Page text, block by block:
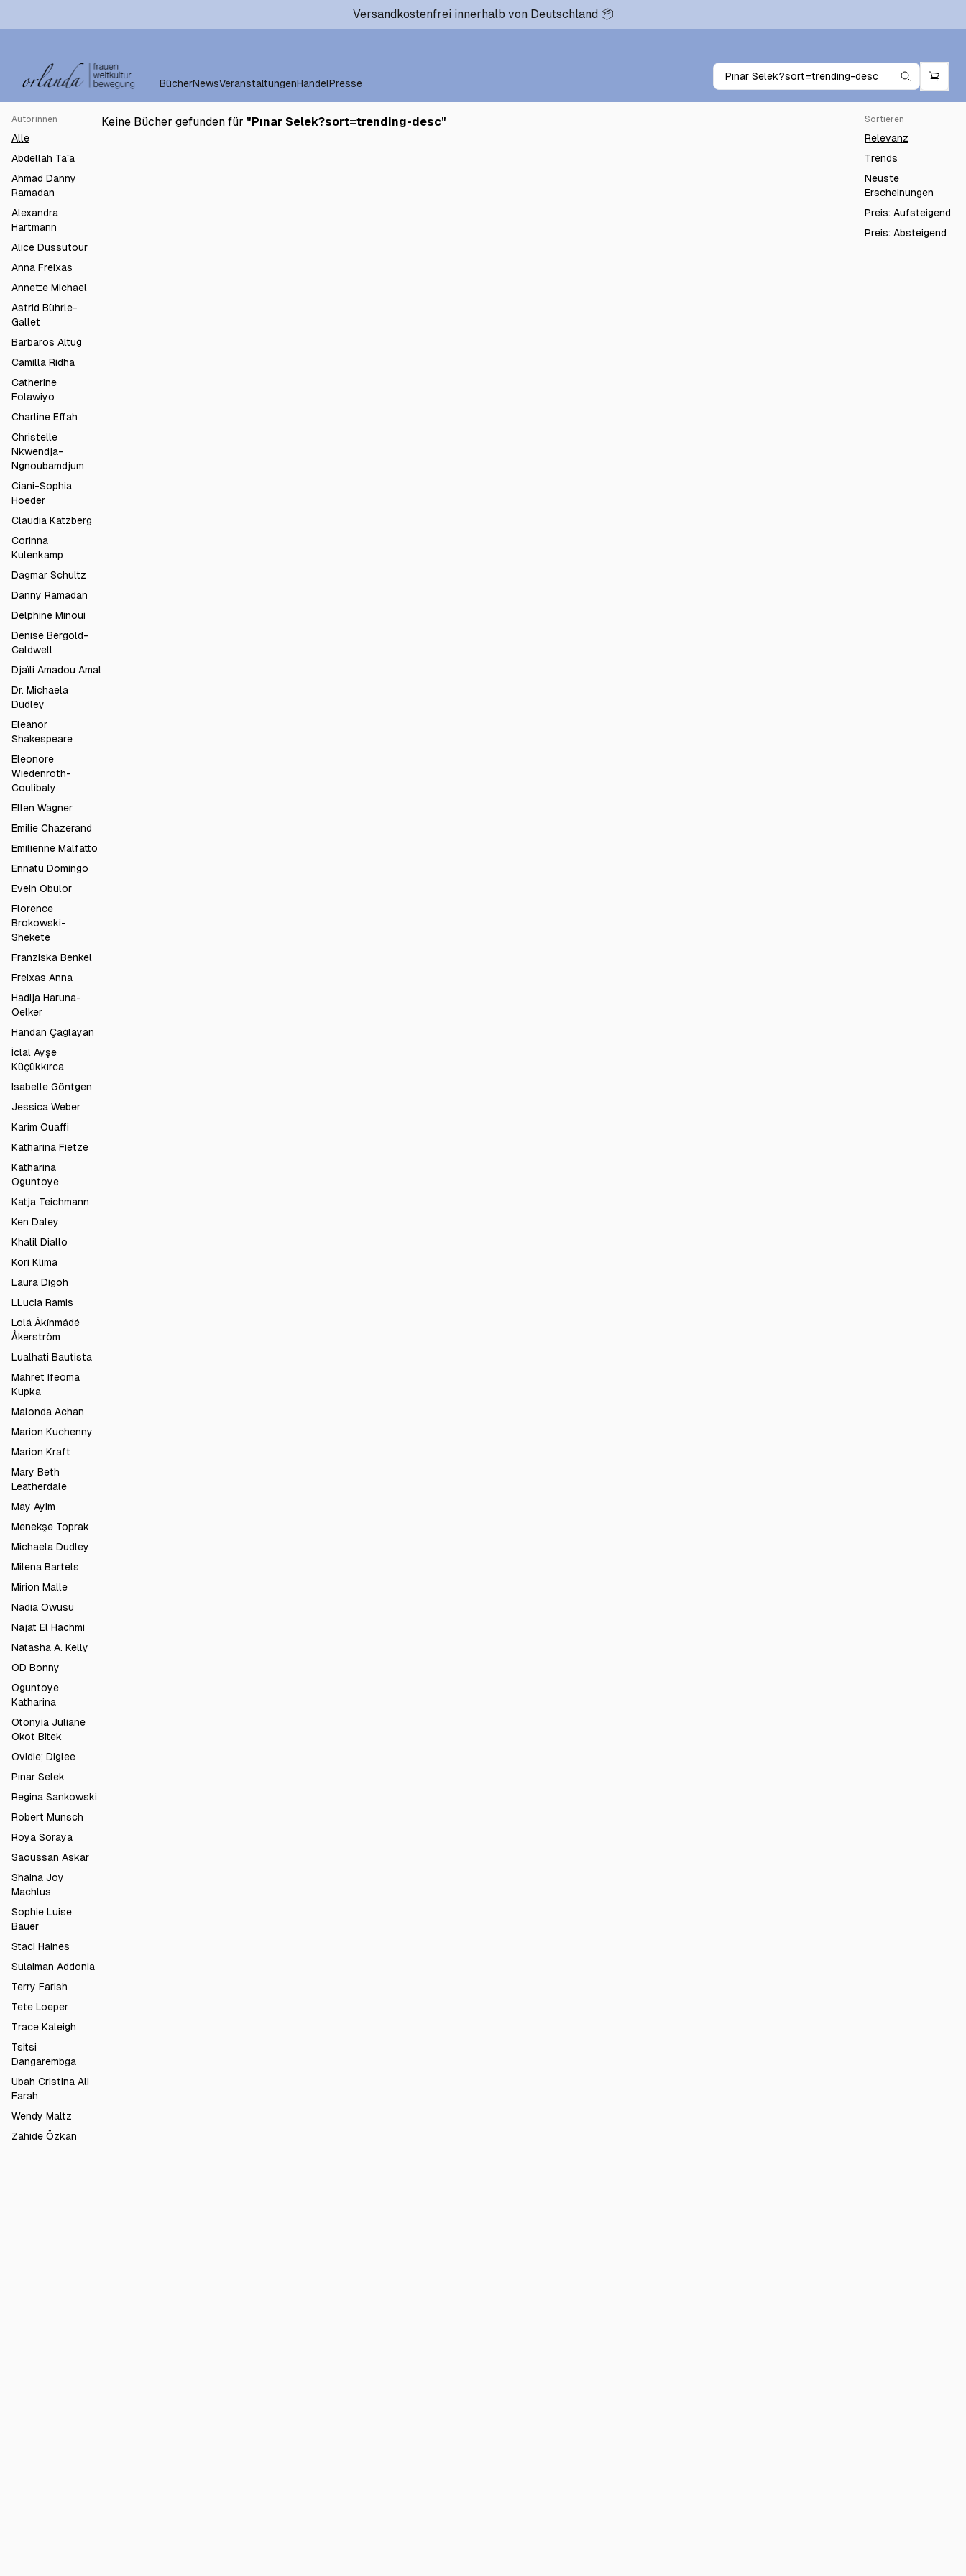
Versandkostenfrei innerhalb von Deutschland 📦
BücherNewsVeranstaltungenHandelPresse
Autorinnen
Alle
Abdellah Taïa
Ahmad Danny
Ramadan
Alexandra
Hartmann
Alice Dussutour
Anna Freixas
Annette Michael
Astrid Bührle-
Gallet
Barbaros Altuğ
Camilla Ridha
Catherine
Folawiyo
Charline Effah
Christelle
Nkwendja-
Ngnoubamdjum
Ciani-Sophia
Hoeder
Claudia Katzberg
Corinna
Kulenkamp
Dagmar Schultz
Danny Ramadan
Delphine Minoui
Denise Bergold-
Caldwell
Djaïli Amadou Amal
Dr. Michaela
Dudley
Eleanor
Shakespeare
Eleonore
Wiedenroth-
Coulibaly
Ellen Wagner
Emilie Chazerand
Emilienne Malfatto
Ennatu Domingo
Evein Obulor
Florence
Brokowski-
Shekete
Franziska Benkel
Freixas Anna
Hadija Haruna-
Oelker
Handan Çağlayan
İclal Ayşe
Küçükkırca
Isabelle Göntgen
Jessica Weber
Karim Ouaffi
Katharina Fietze
Katharina
Oguntoye
Katja Teichmann
Ken Daley
Khalil Diallo
Kori Klima
Laura Digoh
LLucia Ramis
Lolá Ákínmádé
Åkerström
Lualhati Bautista
Mahret Ifeoma
Kupka
Malonda Achan
Marion Kuchenny
Marion Kraft
Mary Beth
Leatherdale
May Ayim
Menekşe Toprak
Michaela Dudley
Milena Bartels
Mirion Malle
Nadia Owusu
Najat El Hachmi
Natasha A. Kelly
OD Bonny
Oguntoye
Katharina
Otonyia Juliane
Okot Bitek
Ovidie; Diglee
Pınar Selek
Regina Sankowski
Robert Munsch
Roya Soraya
Saoussan Askar
Shaina Joy
Machlus
Sophie Luise
Bauer
Staci Haines
Sulaiman Addonia
Terry Farish
Tete Loeper
Trace Kaleigh
Tsitsi
Dangarembga
Ubah Cristina Ali
Farah
Wendy Maltz
Zahide Özkan
Keine Bücher gefunden für "Pınar Selek?sort=trending-desc" Sortieren
Relevanz
Trends
Neuste
Erscheinungen
Preis: Aufsteigend
Preis: Absteigend